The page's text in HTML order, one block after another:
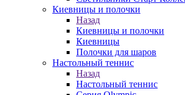
Киевницы и полочки
Назад
Киевницы и полочки
Киевницы
Полочки для шаров
Настольный теннис
Назад
Настольный теннис